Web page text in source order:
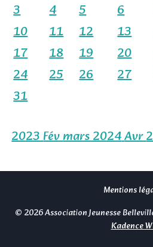
3
4 5 6
10
11 12 13
17
18 19 20
24
25 26 27
31
2023Févmars 2024Avr
Mentions
© 2026 Association Jeunesse
Kadence